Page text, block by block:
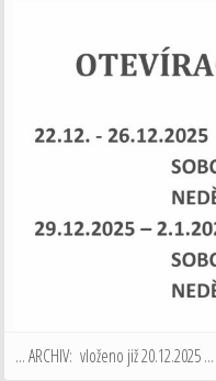
... ARCHIV: vloženo již 20.12.2025 ...